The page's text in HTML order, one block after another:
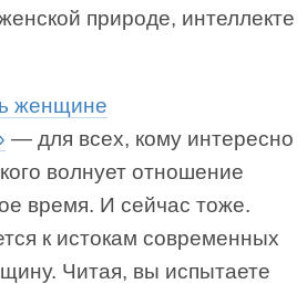
природе, интеллекте
женщине
— для всех, кому интересно
волнует отношение
время. И сейчас тоже.
к истокам современных
Читая, вы испытаете